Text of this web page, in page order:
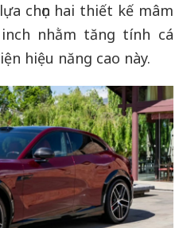
chọn hai thiết kế mâm
nhằm tăng tính cá
hiệu năng cao này.